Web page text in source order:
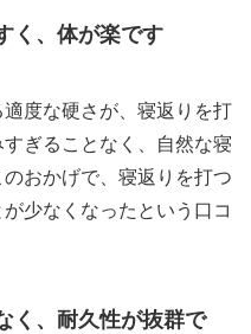
く、体が楽です
度な硬さが、寝返りを打
ぎることなく、自然な寝
おかげで、寝返りを打つ
少なくなったという口コ
く、耐久性が抜群で